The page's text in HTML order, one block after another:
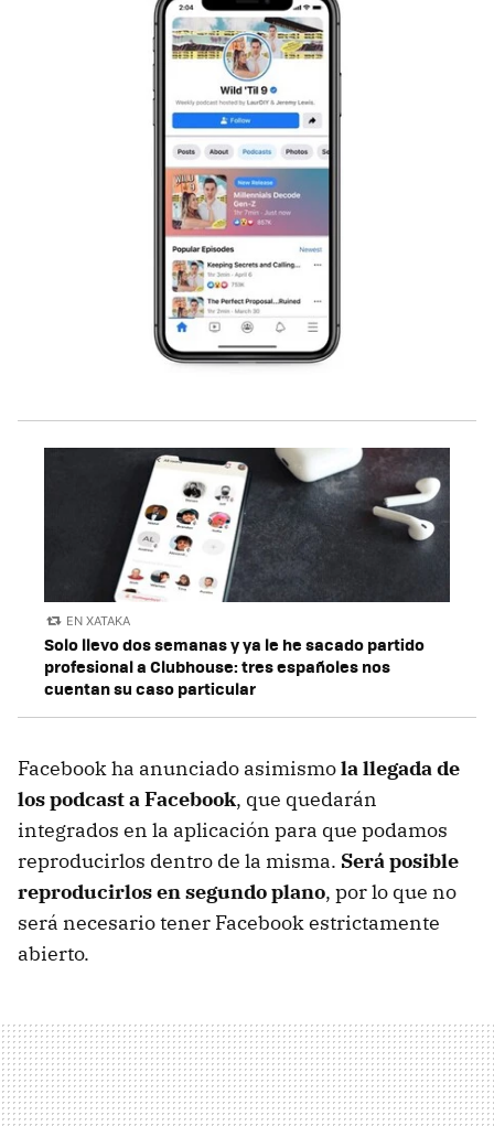
EN XATAKA
Solo llevo dos semanas y ya le he sacado partido
profesional a Clubhouse: tres españoles nos
cuentan su caso particular
Facebook ha anunciado asimismola llegada de
los podcast a Facebook, que quedarán
integrados en la aplicación para que podamos
reproducirlos dentro de la misma. Será posible
reproducirlos en segundo plano, por lo que no
será necesario tener Facebook estrictamente
abierto.